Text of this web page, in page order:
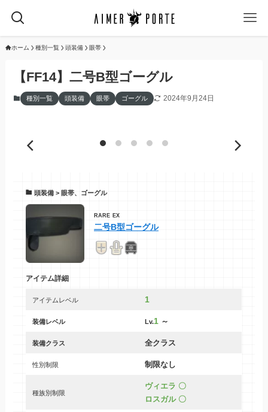
ホーム 種別一覧 頭装備 眼帯
【FF14】二号B型ゴーグル
種別一覧 頭装備 眼帯 ゴーグル 2024年9月24日
頭装備 > 眼帯、ゴーグル
RARE EX
二号B型ゴーグル
アイテム詳細
アイテムレベル 1
装備レベル Lv.1～
装備クラス 全クラス
性別制限 制限なし
種族別制限
ヴィエラ 〇
ロスガル 〇